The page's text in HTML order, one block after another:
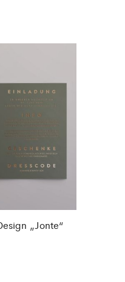
„Jonte“